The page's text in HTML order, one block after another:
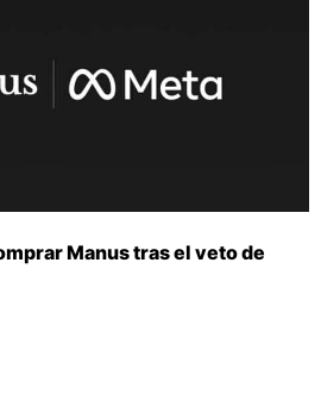
Manus tras el veto de